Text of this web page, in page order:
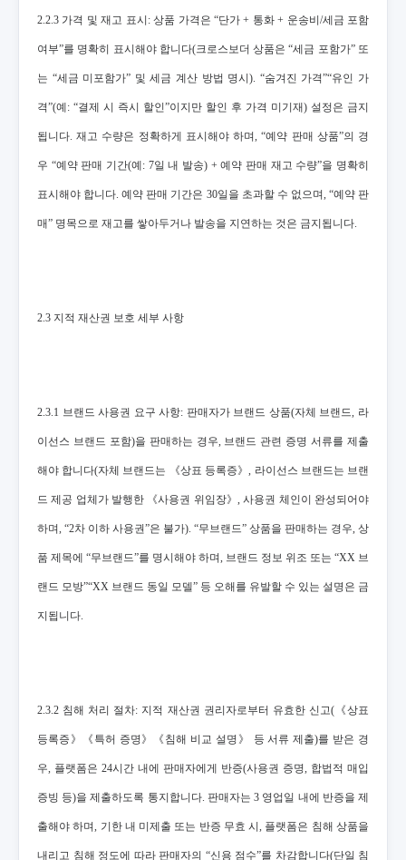
2.2.3 가격 및 재고 표시: 상품 가격은 “단가 + 통화 + 운송비/세금 포함
여부”를 명확히 표시해야 합니다(크로스보더 상품은 “세금 포함가” 또
는 “세금 미포함가” 및 세금 계산 방법 명시). “숨겨진 가격”“유인 가
격”(예: “결제 시 즉시 할인”이지만 할인 후 가격 미기재) 설정은 금지
됩니다. 재고 수량은 정확하게 표시해야 하며, “예약 판매 상품”의 경
우 “예약 판매 기간(예: 7일 내 발송) + 예약 판매 재고 수량”을 명확히
표시해야 합니다. 예약 판매 기간은 30일을 초과할 수 없으며, “예약 판
매” 명목으로 재고를 쌓아두거나 발송을 지연하는 것은 금지됩니다.
2.3 지적 재산권 보호 세부 사항
2.3.1 브랜드 사용권 요구 사항: 판매자가 브랜드 상품(자체 브랜드, 라
이선스 브랜드 포함)을 판매하는 경우, 브랜드 관련 증명 서류를 제출
해야 합니다(자체 브랜드는 《상표 등록증》, 라이선스 브랜드는 브랜
드 제공 업체가 발행한 《사용권 위임장》, 사용권 체인이 완성되어야
하며, “2차 이하 사용권”은 불가). “무브랜드” 상품을 판매하는 경우, 상
품 제목에 “무브랜드”를 명시해야 하며, 브랜드 정보 위조 또는 “XX 브
랜드 모방”“XX 브랜드 동일 모델” 등 오해를 유발할 수 있는 설명은 금
지됩니다.
2.3.2 침해 처리 절차: 지적 재산권 권리자로부터 유효한 신고(《상표
등록증》《특허 증명》《침해 비교 설명》 등 서류 제출)를 받은 경
우, 플랫폼은 24시간 내에 판매자에게 반증(사용권 증명, 합법적 매입
증빙 등)을 제출하도록 통지합니다. 판매자는 3 영업일 내에 반증을 제
출해야 하며, 기한 내 미제출 또는 반증 무효 시, 플랫폼은 침해 상품을
내리고 침해 정도에 따라 판매자의 “신용 점수”를 차감합니다(단일 침